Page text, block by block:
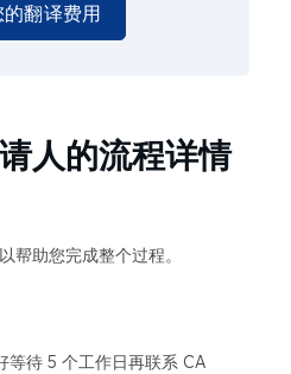
翻译费用
人的流程详情
帮助您完成整个过程。
待 5 个工作日再联系 CA